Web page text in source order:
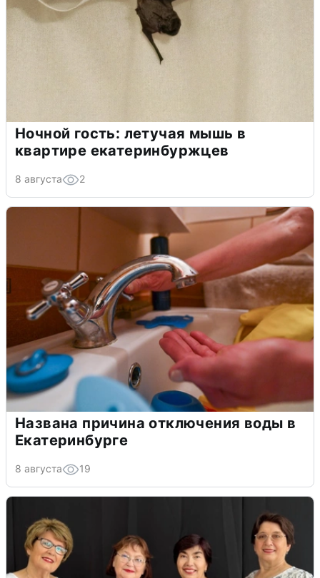
Ночной гость: летучая мышь в
квартире екатеринбуржцев
8 августа 2
Названа причина отключения воды в
Екатеринбурге
8 августа 19